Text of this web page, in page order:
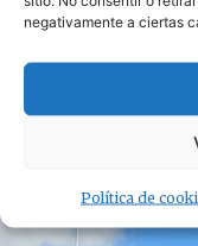
negativamente a ciertas
Política de
Intervenidas más
en dos